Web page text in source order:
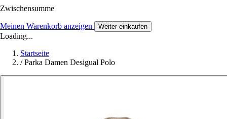
Zwischensumme
Meinen Warenkorb anzeigen Weiter einkaufen
Loading...
Startseite
/ Parka Damen Desigual Polo